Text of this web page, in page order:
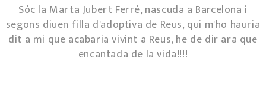
Sóc la Marta Jubert Ferré, nascuda a Barcelona i
segons diuen filla d'adoptiva de Reus, qui m'ho hauria
dit a mi que acabaria vivint a Reus, he de dir ara que
encantada de la vida!!!!